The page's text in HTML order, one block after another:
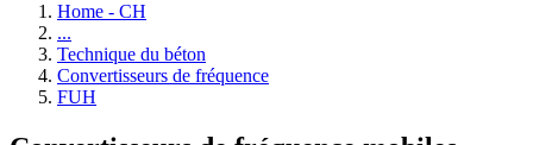
Home - CH
...
Technique du béton
Convertisseurs de fréquence
FUH